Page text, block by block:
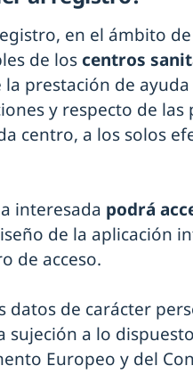
en el ámbito
de los centros
la prestación de
y respecto de
centro, a los solos
interesada podrá
de la aplicación
de acceso.
datos de carácter
sujeción a lo
Europeo y del